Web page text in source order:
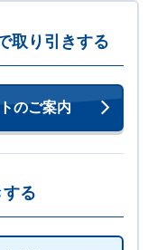
取り引きする
のご案内
る